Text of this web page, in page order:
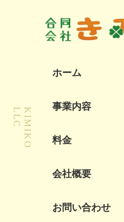
K
I
M
I
K
O
L
L
C
ホーム
事業内容
料金
会社概要
お問い合わせ